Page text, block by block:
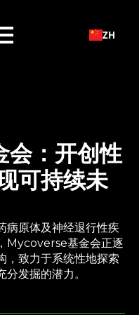
ZH
：开创性
可持续未
病原体及神经退行性疾
Mycoverse基金会正逐
，致力于系统性地探索
发掘的潜力。